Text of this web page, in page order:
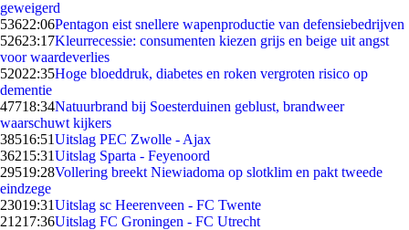
geweigerd
53622:06Pentagon eist snellere wapenproductie van defensiebedrijven
52623:17Kleurrecessie: consumenten kiezen grijs en beige uit angst
voor waardeverlies
52022:35Hoge bloeddruk, diabetes en roken vergroten risico op
dementie
47718:34Natuurbrand bij Soesterduinen geblust, brandweer
waarschuwt kijkers
38516:51Uitslag PEC Zwolle - Ajax
36215:31Uitslag Sparta - Feyenoord
29519:28Vollering breekt Niewiadoma op slotklim en pakt tweede
eindzege
23019:31Uitslag sc Heerenveen - FC Twente
21217:36Uitslag FC Groningen - FC Utrecht